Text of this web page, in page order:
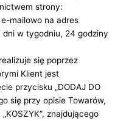
strony:
mailowo na adres
dni w tygodniu, 24 godziny
się poprzez
Klient jest
przycisku „DODAJ DO
się przy opisie Towarów,
znajdującego